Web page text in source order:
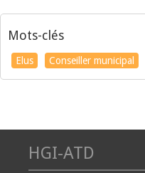
Mots-clés
Elus Conseiller municipal
HGI-ATD